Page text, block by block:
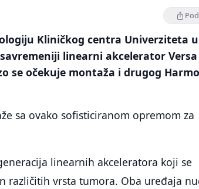
Kliničkog centra Univerziteta u
linearni akcelerator Versa
se očekuje montaža i drugog
sa ovako sofisticiranom opremom za
linearnih akceleratora koji se
različitih vrsta tumora. Oba uređaja